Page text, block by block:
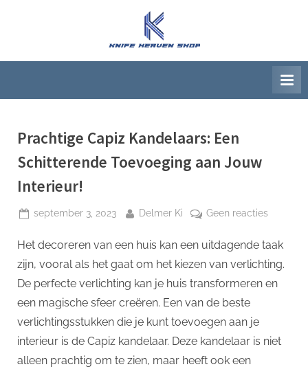
K
n
f
H
e
S
h
o
p
Prachtige Capiz Kandelaars: Een
Schitterende Toevoeging aan Jouw
Interieur!
Geplaatst
september 3, 2023 Door
Delmer Ki Geen reactiesop
Capiz
Jouw
Het decoreren van een huis kan een uitdagende taak
zijn, vooral als het gaat om het kiezen van verlichting.
De perfecte verlichting kan je huis transformeren en
een magische sfeer creëren. Een van de beste
verlichtingsstukken die je kunt toevoegen aan je
interieur is de Capiz kandelaar. Deze kandelaar is niet
alleen prachtig om te zien, maar heeft ook een